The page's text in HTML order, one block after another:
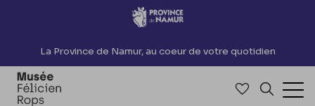
Accèder directement au contenu
La Province de Namur, au coeur de votre quotidien
Accéder à